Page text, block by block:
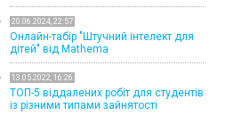
20.06.2024, 22:57
Онлайн-табір "Штучний інтелект для
дітей" від Mathema
13.05.2022, 16:26
ТОП-5 віддалених робіт для студентів
із різними типами зайнятості